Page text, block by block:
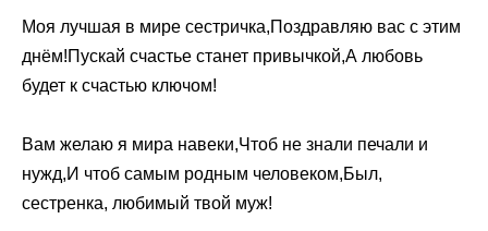
Моя лучшая в мире сестричка,Поздравляю вас с этим
днём!Пускай счастье станет привычкой,А любовь
будет к счастью ключом!
Вам желаю я мира навеки,Чтоб не знали печали и
нужд,И чтоб самым родным человеком,Был,
сестренка, любимый твой муж!